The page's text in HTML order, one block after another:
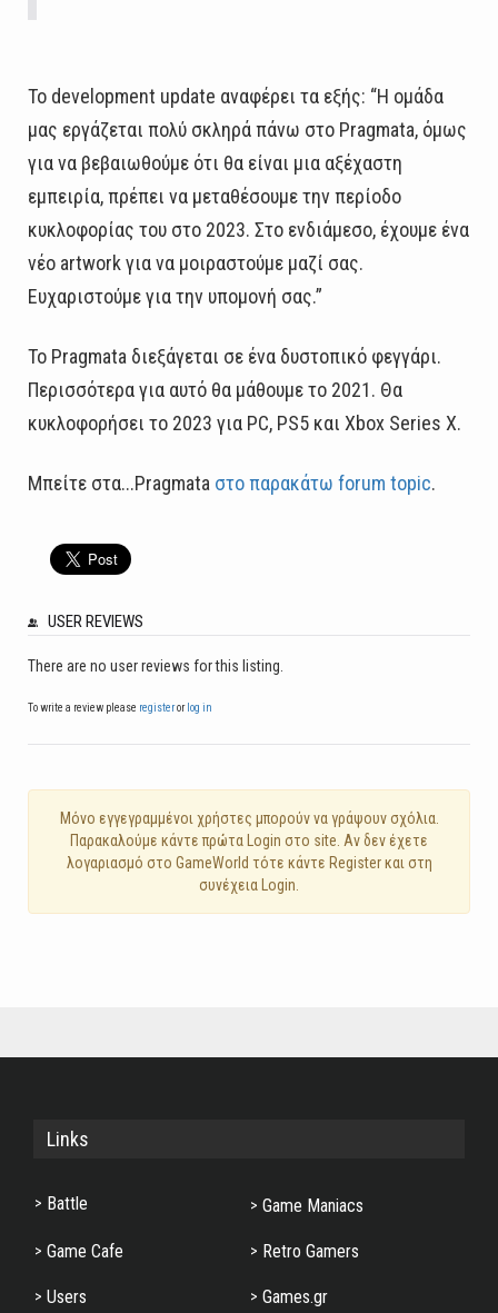
Το development update αναφέρει τα εξής: “Η ομάδα
μας εργάζεται πολύ σκληρά πάνω στο Pragmata, όμως
για να βεβαιωθούμε ότι θα είναι μια αξέχαστη
εμπειρία, πρέπει να μεταθέσουμε την περίοδο
κυκλοφορίας του στο 2023. Στο ενδιάμεσο, έχουμε ένα
νέο artwork για να μοιραστούμε μαζί σας.
Ευχαριστούμε για την υπομονή σας.”
Το Pragmata διεξάγεται σε ένα δυστοπικό φεγγάρι.
Περισσότερα για αυτό θα μάθουμε το 2021. Θα
κυκλοφορήσει το 2023 για PC, PS5 και Xbox Series X.
Μπείτε στα...Pragmata στο παρακάτω forum topic.
USER REVIEWS
There are no user reviews for this listing.
To write a review please registeror log in
Mόνο εγγεγραμμένοι χρήστες μπορούν να γράψουν σχόλια.
Παρακαλούμε κάντε πρώτα Login στο site. Αν δεν έχετε
λογαριασμό στο GameWorld τότε κάντε Register και στη
συνέχεια Login.
Links
Battle Game Maniacs
Game Cafe Retro Gamers
Users Games.gr